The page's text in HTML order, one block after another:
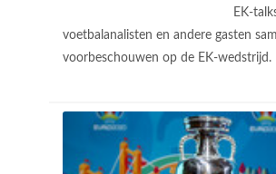
EK-
voetbalanalisten en andere gasten
voorbeschouwen op de EK-wedstrijd.